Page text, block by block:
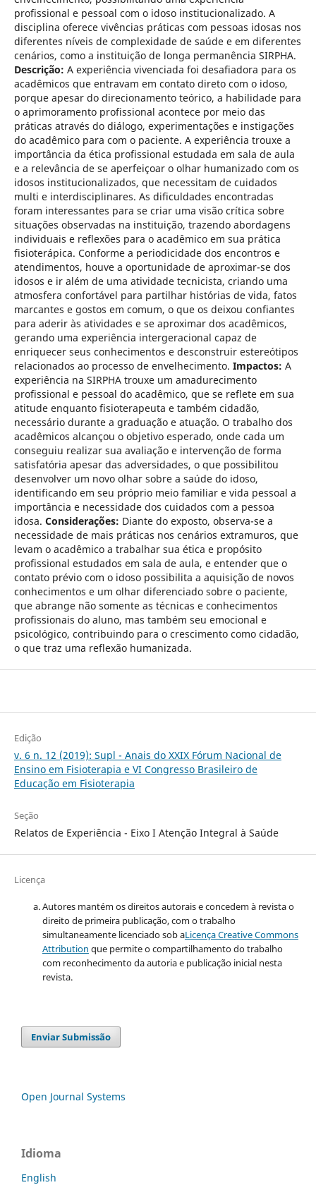
profissional e pessoal com o idoso institucionalizado. A
disciplina oferece vivências práticas com pessoas idosas nos
diferentes níveis de complexidade de saúde e em diferentes
cenários, como a instituição de longa permanência SIRPHA.
Descrição: A experiência vivenciada foi desafiadora para os
acadêmicos que entravam em contato direto com o idoso,
porque apesar do direcionamento teórico, a habilidade para
o aprimoramento profissional acontece por meio das
práticas através do diálogo, experimentações e instigações
do acadêmico para com o paciente. A experiência trouxe a
importância da ética profissional estudada em sala de aula
e a relevância de se aperfeiçoar o olhar humanizado com os
idosos institucionalizados, que necessitam de cuidados
multi e interdisciplinares. As dificuldades encontradas
foram interessantes para se criar uma visão crítica sobre
situações observadas na instituição, trazendo abordagens
individuais e reflexões para o acadêmico em sua prática
fisioterápica. Conforme a periodicidade dos encontros e
atendimentos, houve a oportunidade de aproximar-se dos
idosos e ir além de uma atividade tecnicista, criando uma
atmosfera confortável para partilhar histórias de vida, fatos
marcantes e gostos em comum, o que os deixou confiantes
para aderir às atividades e se aproximar dos acadêmicos,
gerando uma experiência intergeracional capaz de
enriquecer seus conhecimentos e desconstruir estereótipos
relacionados ao processo de envelhecimento. Impactos: A
experiência na SIRPHA trouxe um amadurecimento
profissional e pessoal do acadêmico, que se reflete em sua
atitude enquanto fisioterapeuta e também cidadão,
necessário durante a graduação e atuação. O trabalho dos
acadêmicos alcançou o objetivo esperado, onde cada um
conseguiu realizar sua avaliação e intervenção de forma
satisfatória apesar das adversidades, o que possibilitou
desenvolver um novo olhar sobre a saúde do idoso,
identificando em seu próprio meio familiar e vida pessoal a
importância e necessidade dos cuidados com a pessoa
idosa. Considerações: Diante do exposto, observa-se a
necessidade de mais práticas nos cenários extramuros, que
levam o acadêmico a trabalhar sua ética e propósito
profissional estudados em sala de aula, e entender que o
contato prévio com o idoso possibilita a aquisição de novos
conhecimentos e um olhar diferenciado sobre o paciente,
que abrange não somente as técnicas e conhecimentos
profissionais do aluno, mas também seu emocional e
psicológico, contribuindo para o crescimento como cidadão,
o que traz uma reflexão humanizada.
Edição
v. 6 n. 12 (2019): Supl - Anais do XXIX Fórum Nacional de
Ensino em Fisioterapia e VI Congresso Brasileiro de
Educação em Fisioterapia
Seção
Relatos de Experiência - Eixo I Atenção Integral à Saúde
Licença
Autores mantém os direitos autorais e concedem à revista o
direito de primeira publicação, com o trabalho
simultaneamente licenciado sob aLicença Creative Commons
Attribution que permite o compartilhamento do trabalho
com reconhecimento da autoria e publicação inicial nesta
revista.
Enviar Submissão
Open Journal Systems
Idioma
English